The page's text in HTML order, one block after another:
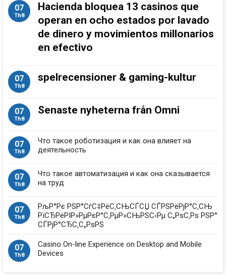
07
Th8
Hacienda bloquea 13 casinos que
operan en ocho estados por lavado
de dinero y movimientos millonarios
en efectivo
07
Th8
spelrecensioner & gaming-kultur
07
Th8
Senaste nyheterna från Omni
07
Th8
Что такое роботизация и как она влияет на
деятельность
07
Th8
Что такое автоматизация и как она сказывается
на труд
07
Th8
РљР°Рє РЅР°СѓС‡РёС‚СЊСЃСЏ СЃРЅРёРјР°С‚СЊ
РїСЂРёРІР»РµРєР°С‚РµР»СЊРЅС‹Рµ С„РѕС‚Рѕ РЅР°
СЃРјР°СЂС‚С„РѕРЅ
07
Th8
Casino On-line Experience on Desktop and Mobile
Devices